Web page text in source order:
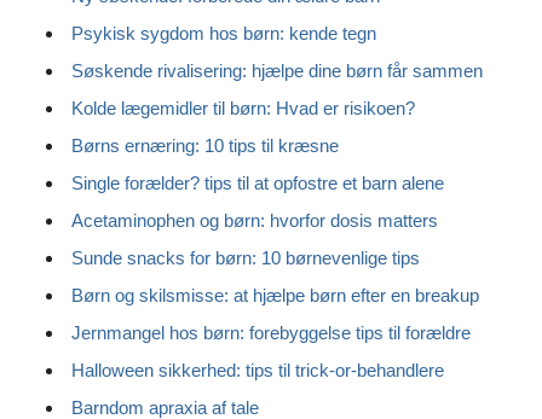
Psykisk sygdom hos børn: kende tegn
Søskende rivalisering: hjælpe dine børn får sammen
Kolde lægemidler til børn: Hvad er risikoen?
Børns ernæring: 10 tips til kræsne
Single forælder? tips til at opfostre et barn alene
Acetaminophen og børn: hvorfor dosis matters
Sunde snacks for børn: 10 børnevenlige tips
Børn og skilsmisse: at hjælpe børn efter en breakup
Jernmangel hos børn: forebyggelse tips til forældre
Halloween sikkerhed: tips til trick-or-behandlere
Barndom apraxia af tale